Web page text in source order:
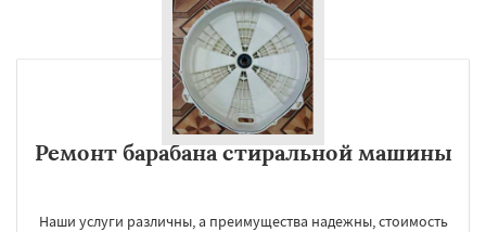
Ремонт барабана стиральной машины
Наши услуги различны, а преимущества надежны, стоимость